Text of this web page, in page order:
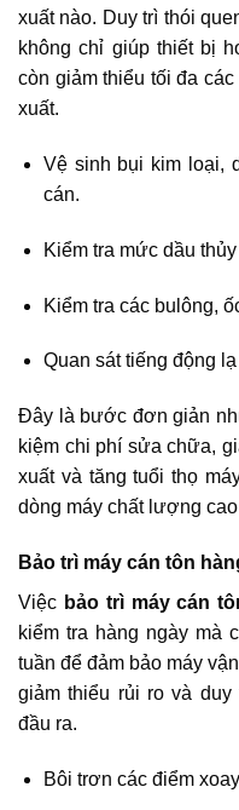
xuất nào. Duy trì thói
không chỉ giúp thiết bị
còn giảm thiểu tối đa
xuất.
Vệ sinh bụi kim loại,
cán.
Kiểm tra mức dầu
Kiểm tra các bulông,
Quan sát tiếng động
Đây là bước đơn giản
kiệm chi phí sửa chữa,
xuất và tăng tuổi thọ
dòng máy chất lượng
Bảo trì máy cán tôn
Việc bảo trì máy cán
kiểm tra hàng ngày mà
tuần để đảm bảo máy
giảm thiểu rủi ro và
đầu ra.
Bôi trơn các điểm